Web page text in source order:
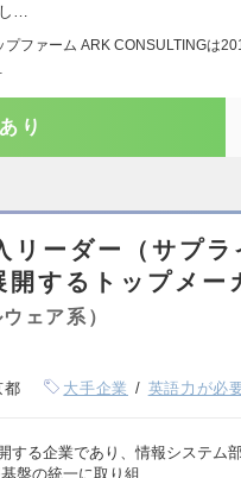
…
プファーム ARK CONSULTINGは
り
リーダー（サプラ
するトップメー
ェア系）
都 大手企業 英語力が必
する企業であり、情報システム
盤の統一に取り組…